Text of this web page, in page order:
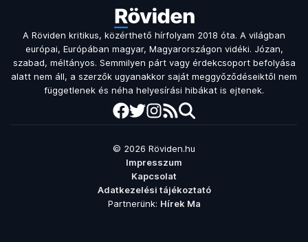
A Röviden kritikus, közérthető hírfolyam 2018 óta. A világban
európai, Európában magyar, Magyarországon vidéki. Józan,
szabad, méltányos. Semmilyen párt vagy érdekcsoport befolyása
alatt nem áll, a szerzők ugyanakkor saját meggyőződéseiktől nem
függetlenek és néha helyesírási hibákat is ejtenek.
© 2026 Röviden.hu
Impresszum
Kapcsolat
Adatkezelési tájékoztató
Partnerünk: Hírek Ma